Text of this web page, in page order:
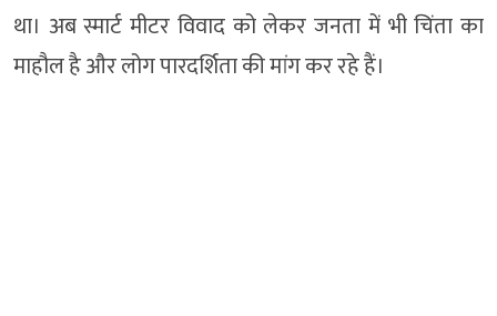
था। अब स्मार्ट मीटर विवाद को लेकर जनता में भी चिंता का
माहौल है और लोग पारदर्शिता की मांग कर रहे हैं।